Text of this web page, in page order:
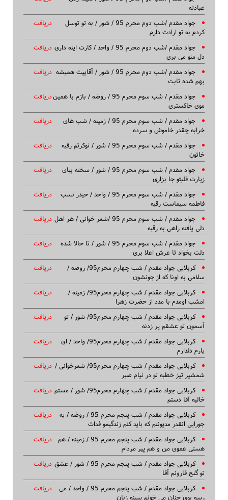
عبادته
دریافت
جواد مقدم /شب دوم محرم 95 / شور / به تو توسل
کردم به تو ارادت دارم
دریافت جواد مقدم /شب دوم محرم 95 / واحد / کارت اینه داری
دل منو می بری
دریافت جواد مقدم /شب دوم محرم 95 / شور / آقاییت همیشه
بهم شده ثابت
دریافتجواد مقدم / شب سوم محرم 95 / روضه / بازم با همین
موی خاکستری
دریافت
جواد مقدم / شب سوم محرم 95 / زمینه / شب های
خرابه چقدر خاموش و سرده
دریافت
جواد مقدم / شب سوم محرم 95 / شور / نوکرتم رقیه
خاتون
دریافت
جواد مقدم / شب سوم محرم 95 / شور / سخته بیای
زیارت قلبتو جا بزاری
دریافت
جواد مقدم / شب سوم محرم 95 / واحد / حیدر نسب
فاطمه سیماست رقیه
دریافت جواد مقدم / شب سوم محرم 95 /شعر خوانی / هر اهل
دلی یافته راهی به رقیه
دریافت
جواد مقدم / شب سوم محرم 95 / شور / تا حالا شده
دلت بخواد تا عرش اعلا بری
دریافت
کربلایی جواد مقدم / شب چهارم محرم95/ روضه /
سلامی به اونا که از جونشون
دریافت
کربلایی جواد مقدم / شب چهارم محرم95/ زمینه /
امشب اومدم با مدد از حضرت زهرا
دریافت
کربلایی جواد مقدم / شب چهارم محرم95/ شور / تو
آسمون تو عشقم پر زدنه
دریافت
کربلایی جواد مقدم / شب چهارم محرم95/ واحد / ای
یارم دلدارم
دریافت کربلایی جواد مقدم / شب چهارم محرم95/ شعرخوانی /
شمشیر تیز خطبه تو در نیام صبر
دریافت کربلایی جواد مقدم / شب چهارم محرم95/ شور / مستم
خالیه آقا دستم
دریافت
کربلایی جواد مقدم / شب پنجم محرم 95 / روضه / یه
جورایی انقدر مدیونتم که باید کنم زندگیمو فدات
دریافت
کربلایی جواد مقدم / شب پنجم محرم 95 / زمینه / هم
هستی عموی من و هم پیر مردام
دریافت کربلایی جواد مقدم / شب پنجم محرم 95 / شور / عشق
تو گنج قارونم آقا
دریافت
کربلایی جواد مقدم / شب پنجم محرم 95 / واحد / می
رسه بوی جنان می خونم سینه زنان